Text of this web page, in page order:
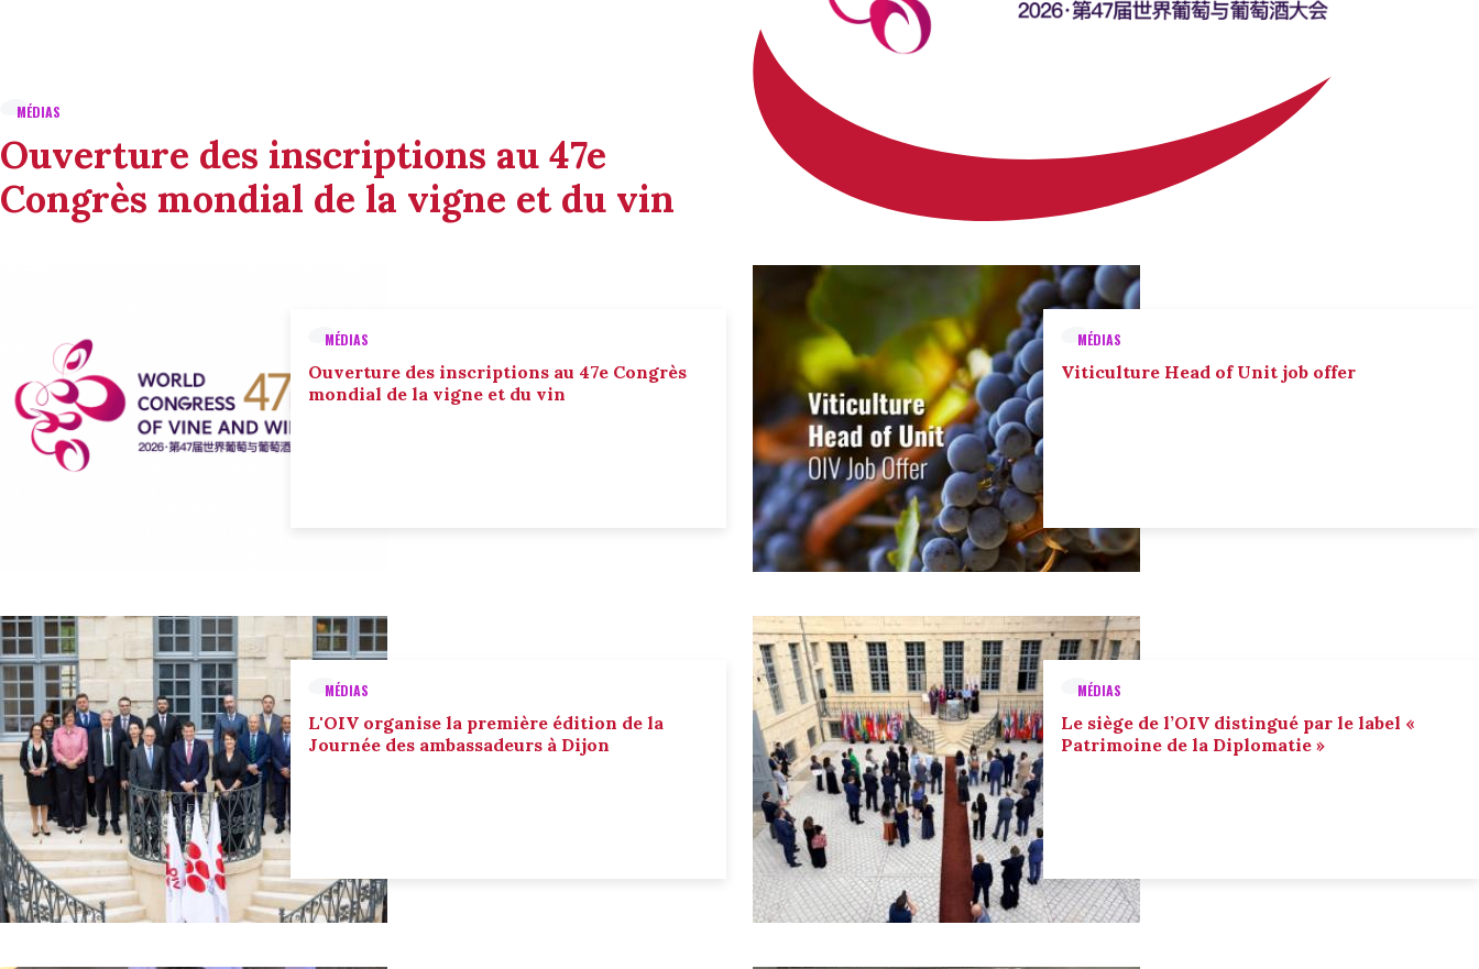
MÉDIAS
Ouverture des inscriptions au 47e
Congrès mondial de la vigne et du vin
MÉDIAS
Ouverture des inscriptions au 47e Congrès
mondial de la vigne et du vin
MÉDIAS
Viticulture Head of Unit job offer
MÉDIAS
L'OIV organise la première édition de la
Journée des ambassadeurs à Dijon
MÉDIAS
Le siège de l’OIV distingué par le label «
Patrimoine de la Diplomatie »